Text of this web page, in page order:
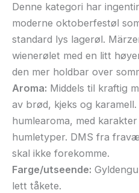
Denne kategori har
moderne oktoberfestøl
standard lys lagerøl.
wienerølet med en litt
den mer holdbar over
Aroma: Middels til kraftig
av brød, kjeks og karamell.
humlearoma, med
humletyper. DMS fra
skal ikke forekomme.
Farge/utseende:
lett tåkete.